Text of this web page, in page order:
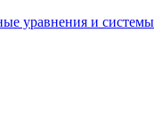
уравнения и системы